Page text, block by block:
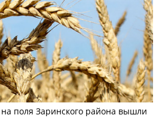
поля Заринского района вышли